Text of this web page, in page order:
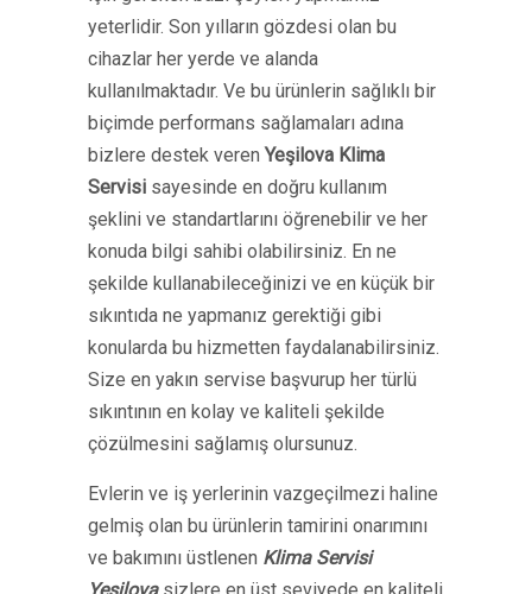
yeterlidir. Son yılların gözdesi olan bu
cihazlar her yerde ve alanda
kullanılmaktadır. Ve bu ürünlerin sağlıklı bir
biçimde performans sağlamaları adına
bizlere destek verenYeşilova Klima
Servisi sayesinde en doğru kullanım
şeklini ve standartlarını öğrenebilir ve her
konuda bilgi sahibi olabilirsiniz. En ne
şekilde kullanabileceğinizi ve en küçük bir
sıkıntıda ne yapmanız gerektiği gibi
konularda bu hizmetten faydalanabilirsiniz.
Size en yakın servise başvurup her türlü
sıkıntının en kolay ve kaliteli şekilde
çözülmesini sağlamış olursunuz.
Evlerin ve iş yerlerinin vazgeçilmezi haline
gelmiş olan bu ürünlerin tamirini onarımını
ve bakımını üstlenen Klima Servisi